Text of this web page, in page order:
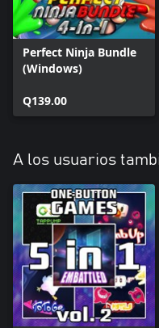
Perfect Ninja Bundle
(Windows)
Q139.00
A los usuarios